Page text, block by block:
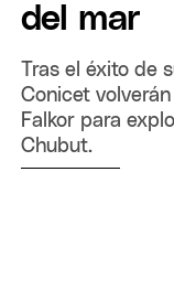
del mar
Tras el éxito de
Conicet
Falkor para
Chubut.